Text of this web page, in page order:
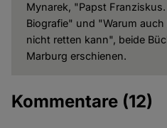
Mynarek, "Papst
Biografie" und "Warum
nicht retten kann", beide
Marburg erschienen.
Kommentare (12)